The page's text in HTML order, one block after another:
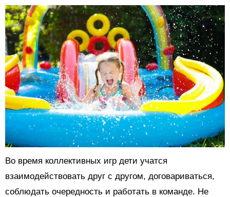
Во время коллективных игр дети учатся
взаимодействовать друг с другом, договариваться,
соблюдать очередность и работать в команде. Не